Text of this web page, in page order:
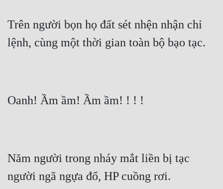
Trên người bọn họ đất sét nhện nhận chỉ
lệnh, cùng một thời gian toàn bộ bạo tạc.
Oanh! Ầm ầm! Ầm ầm! ! ! !
Năm người trong nháy mắt liền bị tạc
người ngã ngựa đổ, HP cuồng rơi.